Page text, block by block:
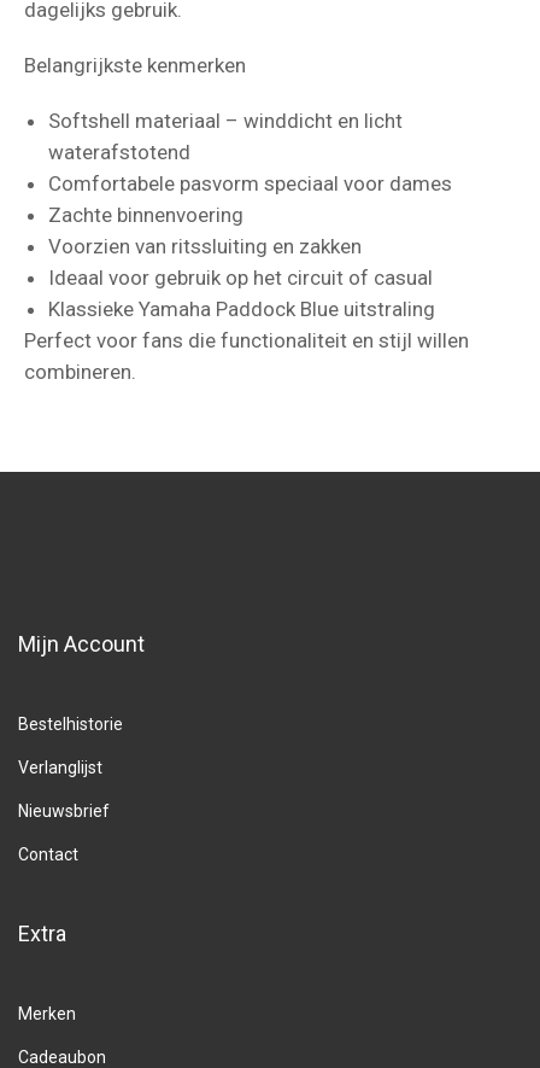
dagelijks gebruik.
Belangrijkste kenmerken
Softshell materiaal – winddicht en licht
waterafstotend
Comfortabele pasvorm speciaal voor dames
Zachte binnenvoering
Voorzien van ritssluiting en zakken
Ideaal voor gebruik op het circuit of casual
Klassieke Yamaha Paddock Blue uitstraling
Perfect voor fans die functionaliteit en stijl willen
combineren.
Mijn Account
Bestelhistorie
Verlanglijst
Nieuwsbrief
Contact
Extra
Merken
Cadeaubon